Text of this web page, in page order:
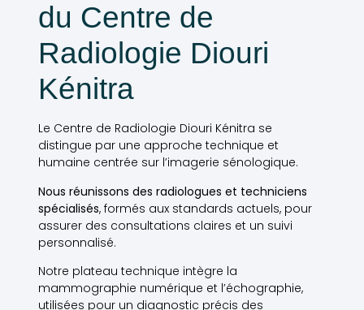
du Centre de
Radiologie Diouri
Kénitra
Le Centre de Radiologie Diouri Kénitra se
distingue par une approche technique et
humaine centrée sur l’imagerie sénologique.
Nous réunissons des radiologues et techniciens
spécialisés, formés aux standards actuels, pour
assurer des consultations claires et un suivi
personnalisé.
Notre plateau technique intègre la
mammographie numérique et l’échographie,
utilisées pour un diagnostic précis des